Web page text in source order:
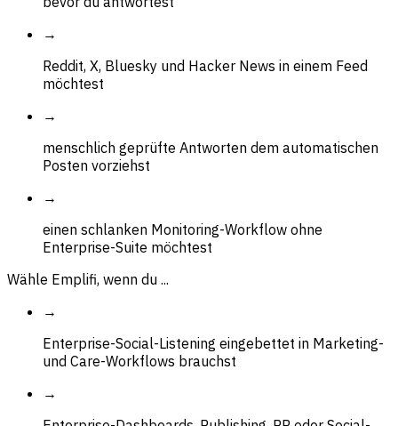
→
Reddit, X, Bluesky und Hacker News in einem Feed
möchtest
→
menschlich geprüfte Antworten dem automatischen
Posten vorziehst
→
einen schlanken Monitoring-Workflow ohne
Enterprise-Suite möchtest
Wähle Emplifi, wenn du ...
→
Enterprise-Social-Listening eingebettet in Marketing-
und Care-Workflows brauchst
→